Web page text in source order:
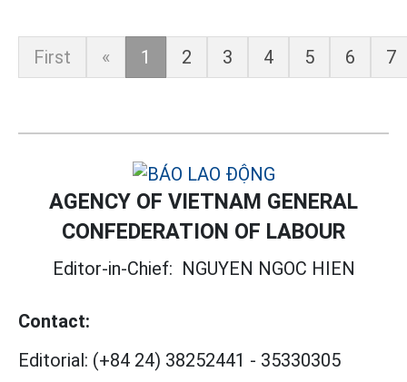
First « 1 2 3 4 5 6 7
AGENCY OF VIETNAM GENERAL
CONFEDERATION OF LABOUR
Editor-in-Chief: NGUYEN NGOC HIEN
Contact:
Editorial: (+84 24) 38252441 - 35330305